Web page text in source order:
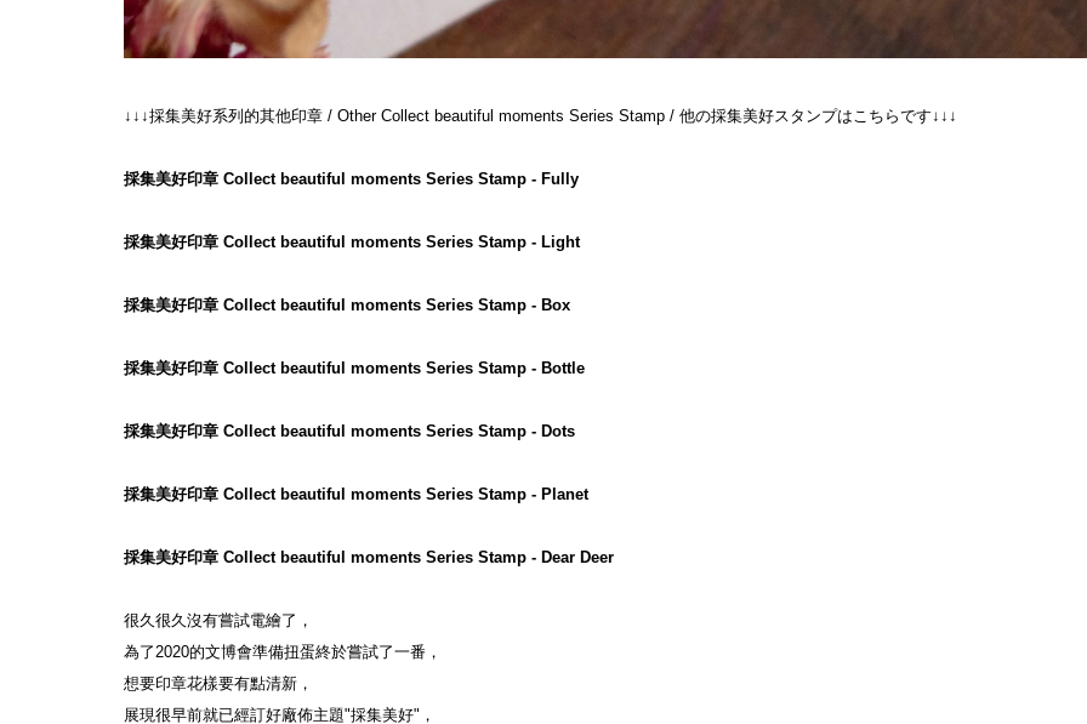
↓↓↓採集美好系列的其他印章 / Other Collect beautiful moments Series Stamp / 他の採集美好スタンプはこちらです↓↓↓
採集美好印章 Collect beautiful moments Series Stamp - Fully
採集美好印章 Collect beautiful moments Series Stamp - Light
採集美好印章 Collect beautiful moments Series Stamp - Box
採集美好印章 Collect beautiful moments Series Stamp - Bottle
採集美好印章 Collect beautiful moments Series Stamp - Dots
採集美好印章 Collect beautiful moments Series Stamp - Planet
採集美好印章 Collect beautiful moments Series Stamp - Dear Deer
很久很久沒有嘗試電繪了，
為了2020的文博會準備扭蛋終於嘗試了一番，
想要印章花樣要有點清新，
展現很早前就已經訂好廠佈主題"採集美好"，